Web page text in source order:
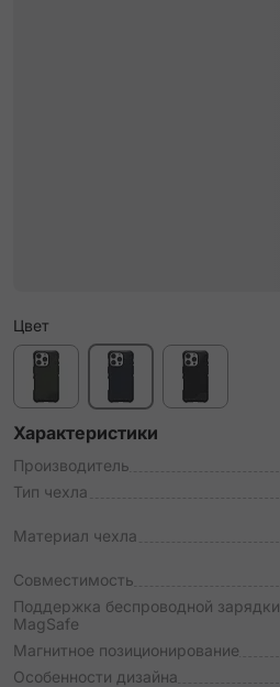
Цвет
Характеристики
Производитель
Тип чехла
Материал чехла
Совместимость
Поддержка беспроводной зарядки
MagSafe
Магнитное позиционирование
Особенности дизайна